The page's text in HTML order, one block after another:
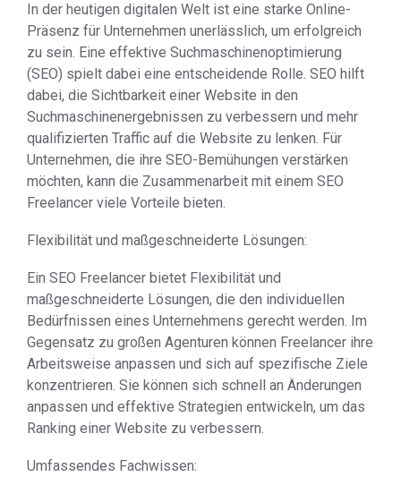
In der heutigen digitalen Welt ist eine starke Online-
Präsenz für Unternehmen unerlässlich, um erfolgreich
zu sein. Eine effektive Suchmaschinenoptimierung
(SEO) spielt dabei eine entscheidende Rolle. SEO hilft
dabei, die Sichtbarkeit einer Website in den
Suchmaschinenergebnissen zu verbessern und mehr
qualifizierten Traffic auf die Website zu lenken. Für
Unternehmen, die ihre SEO-Bemühungen verstärken
möchten, kann die Zusammenarbeit mit einem SEO
Freelancer viele Vorteile bieten.
Flexibilität und maßgeschneiderte Lösungen:
Ein SEO Freelancer bietet Flexibilität und
maßgeschneiderte Lösungen, die den individuellen
Bedürfnissen eines Unternehmens gerecht werden. Im
Gegensatz zu großen Agenturen können Freelancer ihre
Arbeitsweise anpassen und sich auf spezifische Ziele
konzentrieren. Sie können sich schnell an Änderungen
anpassen und effektive Strategien entwickeln, um das
Ranking einer Website zu verbessern.
Umfassendes Fachwissen: